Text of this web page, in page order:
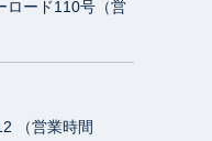
ロード110号（営
（営業時間